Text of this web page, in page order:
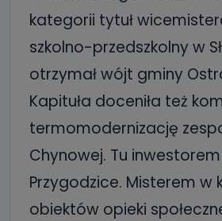
kategorii tytuł
szkolno-przedszkolny w
otrzymał wójt gminy
Kapituła doceniła też
termomodernizację
Chynowej. Tu
Przygodzice. Misterem w
obiektów opieki